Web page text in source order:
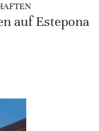
auf Estepona